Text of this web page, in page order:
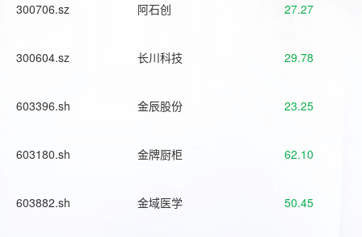
300706.sz 阿石创 27.27
300604.sz 长川科技 29.78
603396.sh 金辰股份 23.25
603180.sh 金牌厨柜 62.10
603882.sh 金域医学 50.45